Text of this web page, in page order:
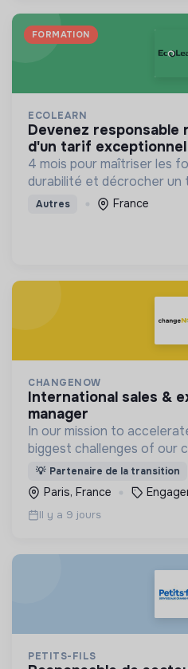
FORMATION
ECOLEARN
devenez responsable rse et bénéficiez
d'un tarif exceptionnel
4 mois pour maîtriser les
durabilité et décrocher
transformer les modèles
Autres France
CHANGENOW
international sales & exhibition project
manager
In our mission to
biggest challenges of our
the ChangeNOW summit,
for the planet,
💡 Partenaire de la transition
Paris, France
Il y a 9 jours
PETITS-FILS